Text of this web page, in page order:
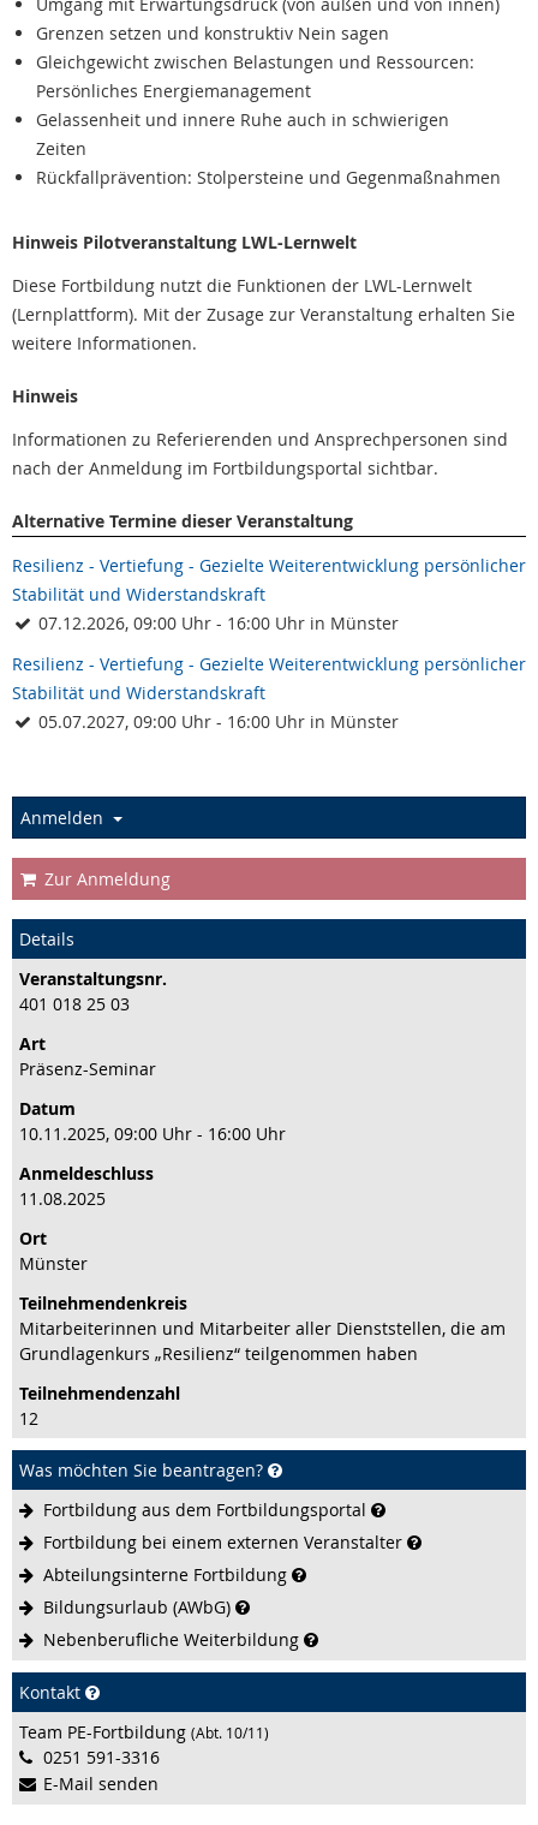
Grenzen setzen und konstruktiv Nein sagen
Gleichgewicht zwischen Belastungen und Ressourcen:
Persönliches Energiemanagement
Gelassenheit und innere Ruhe auch in schwierigen
Zeiten
Rückfallprävention: Stolpersteine und Gegenmaßnahmen
Hinweis Pilotveranstaltung LWL-Lernwelt
Diese Fortbildung nutzt die Funktionen der LWL-Lernwelt
(Lernplattform). Mit der Zusage zur Veranstaltung erhalten Sie
weitere Informationen.
Hinweis
Informationen zu Referierenden und Ansprechpersonen sind
nach der Anmeldung im Fortbildungsportal sichtbar.
Alternative Termine dieser Veranstaltung
Resilienz - Vertiefung - Gezielte Weiterentwicklung persönlicher
Stabilität und Widerstandskraft
07.12.2026, 09:00 Uhr - 16:00 Uhr in Münster
Resilienz - Vertiefung - Gezielte Weiterentwicklung persönlicher
Stabilität und Widerstandskraft
05.07.2027, 09:00 Uhr - 16:00 Uhr in Münster
Anmelden
Zur Anmeldung
Details
Veranstaltungs­nr.
401 018 25 03
Art
Präsenz-Seminar
Datum
10.11.2025, 09:00 Uhr - 16:00 Uhr
Anmeldeschluss
11.08.2025
Ort
Münster
Teilnehmenden­kreis
Mitarbeiterinnen und Mitarbeiter aller Dienststellen, die am
Grundlagenkurs „Resilienz“ teilgenommen haben
Teilnehmenden­zahl
12
Was möchten Sie beantragen?
Fortbildung aus dem Fortbildungsportal
Fortbildung bei einem externen Veranstalter
Abteilungsinterne Fortbildung
Bildungsurlaub (AWbG)
Nebenberufliche Weiterbildung
Kontakt
Team PE-Fortbildung (Abt. 10/11)
0251 591-3316
E-Mail senden